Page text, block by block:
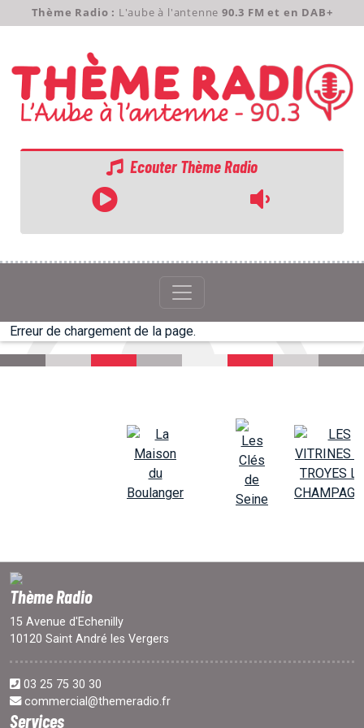
Thème Radio : L'aube à l'antenne 90.3 FM et en DAB+
Ecouter Thème Radio
PROJETS
LOCATION STUDIO
CONTACT
Erreur de chargement de la page.
Thème Radio
15 Avenue d'Echenilly
10120 Saint André les Vergers
03 25 75 30 30
commercial@themeradio.fr
Services